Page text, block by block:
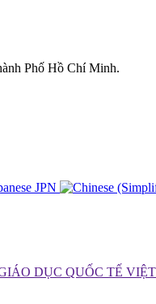
Phố Hồ Chí Minh.
JPN